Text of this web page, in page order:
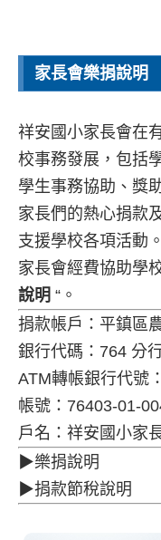
家長會樂捐說明
祥安國小家長會在
校事務發展，包括
學生事務協助、獎
家長們的熱心捐款
支援學校各項活動。
家長會經費協助學
說明 “。
捐款帳戶：平鎮區
銀行代碼：764 分
ATM轉帳銀行代號
帳號：76403-01-
戶名：祥安國小家
▶樂捐說明
▶捐款節稅說明